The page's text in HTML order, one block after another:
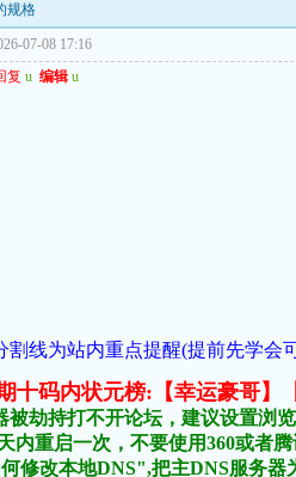
规格
07-08 17:16
复 u 编辑 u
割线为站内重点提醒(提前先学会
十码内状元榜:【幸运豪哥】
被劫持打不开论坛，建议设置浏
内重启一次，不要使用360或者
修改本地DNS",把主DNS服务器